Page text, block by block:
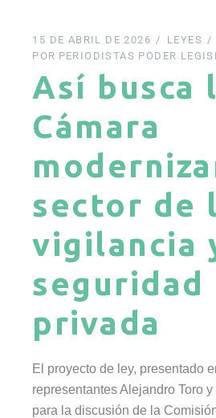
15 DE ABRIL DE 2026
LEYES
POR PERIODISTAS PODER
Así busca
Cámara
sector de
vigilancia
seguridad
privada
El proyecto de ley, presentado
representantes Alejandro Toro
para la discusión de la